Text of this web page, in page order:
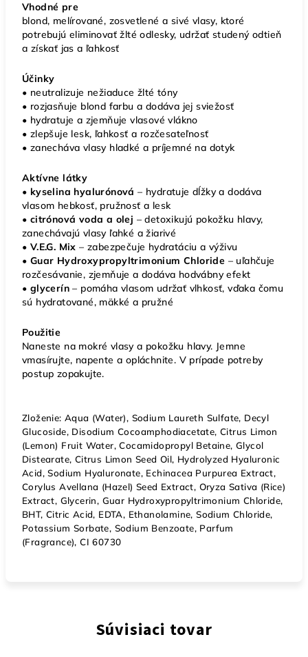
Vhodné pre
blond, melírované, zosvetlené a sivé vlasy, ktoré
potrebujú eliminovať žlté odlesky, udržať studený odtieň
a získať jas a ľahkosť
Účinky
• neutralizuje nežiaduce žlté tóny
• rozjasňuje blond farbu a dodáva jej sviežosť
• hydratuje a zjemňuje vlasové vlákno
• zlepšuje lesk, ľahkosť a rozčesateľnosť
• zanecháva vlasy hladké a príjemné na dotyk
Aktívne látky
• kyselina hyalurónová – hydratuje dĺžky a dodáva
vlasom hebkosť, pružnosť a lesk
• citrónová voda a olej – detoxikujú pokožku hlavy,
zanechávajú vlasy ľahké a žiarivé
• V.E.G. Mix – zabezpečuje hydratáciu a výživu
• Guar Hydroxypropyltrimonium Chloride – uľahčuje
rozčesávanie, zjemňuje a dodáva hodvábny efekt
• glycerín – pomáha vlasom udržať vlhkosť, vďaka čomu
sú hydratované, mäkké a pružné
Použitie
Naneste na mokré vlasy a pokožku hlavy. Jemne
vmasírujte, napente a opláchnite. V prípade potreby
postup zopakujte.
Zloženie: Aqua (Water), Sodium Laureth Sulfate, Decyl
Glucoside, Disodium Cocoamphodiacetate, Citrus Limon
(Lemon) Fruit Water, Cocamidopropyl Betaine, Glycol
Distearate, Citrus Limon Seed Oil, Hydrolyzed Hyaluronic
Acid, Sodium Hyaluronate, Echinacea Purpurea Extract,
Corylus Avellana (Hazel) Seed Extract, Oryza Sativa (Rice)
Extract, Glycerin, Guar Hydroxypropyltrimonium Chloride,
BHT, Citric Acid, EDTA, Ethanolamine, Sodium Chloride,
Potassium Sorbate, Sodium Benzoate, Parfum
(Fragrance), CI 60730
Súvisiaci tovar